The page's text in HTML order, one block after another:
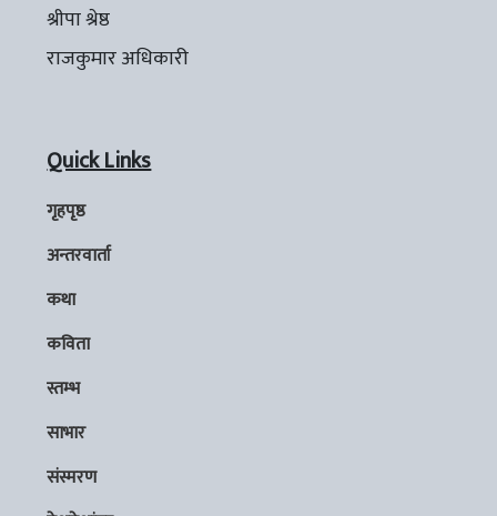
श्रीपा श्रेष्ठ
राजकुमार अधिकारी
Quick Links
गृहपृष्ठ
अन्तरवार्ता
कथा
कविता
स्तम्भ
साभार
संस्मरण